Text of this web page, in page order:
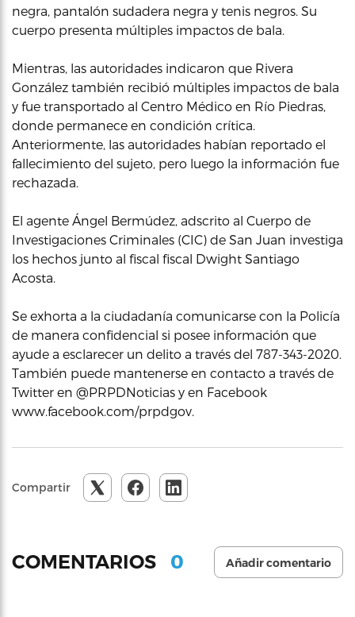
negra, pantalón sudadera negra y tenis negros. Su
cuerpo presenta múltiples impactos de bala.
Mientras, las autoridades indicaron que Rivera
González también recibió múltiples impactos de bala
y fue transportado al Centro Médico en Río Piedras,
donde permanece en condición crítica.
Anteriormente, las autoridades habían reportado el
fallecimiento del sujeto, pero luego la información fue
rechazada.
El agente Ángel Bermúdez, adscrito al Cuerpo de
Investigaciones Criminales (CIC) de San Juan investiga
los hechos junto al fiscal fiscal Dwight Santiago
Acosta.
Se exhorta a la ciudadanía comunicarse con la Policía
de manera confidencial si posee información que
ayude a esclarecer un delito a través del 787-343-2020.
También puede mantenerse en contacto a través de
Twitter en @PRPDNoticias y en Facebook
www.facebook.com/prpdgov.
Compartir
COMENTARIOS 0 Añadir comentario